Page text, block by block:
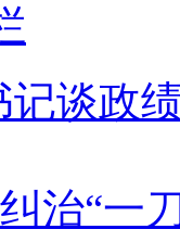
记谈政
治“一